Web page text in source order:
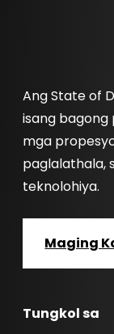
Ang State of
isang bagong
mga
paglalathala,
teknolohiya.
Maging
Tungkol sa